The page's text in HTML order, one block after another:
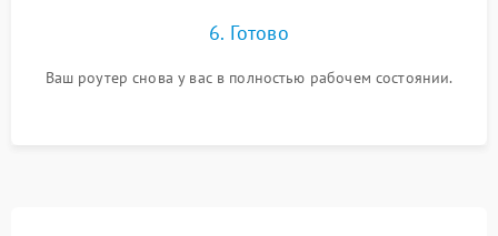
6. Готово
Ваш роутер снова у вас в полностью рабочем состоянии.